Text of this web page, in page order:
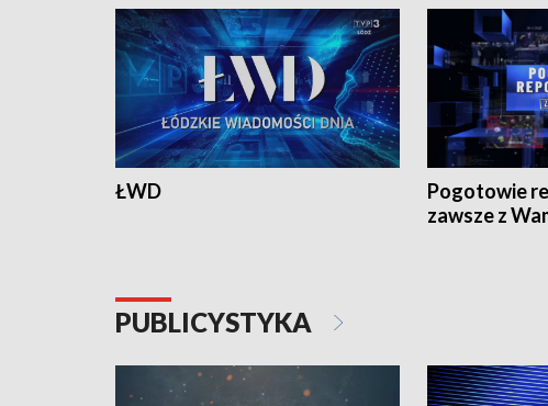
ŁWD
Pogotowie
zawsze z
PUBLICYSTYKA